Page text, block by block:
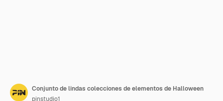
Conjunto de lindas colecciones de elementos de Halloween
pinstudio1